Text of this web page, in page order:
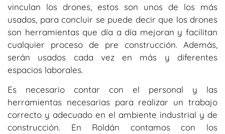
vinculan los drones, estos son unos de los más
usados, para concluir se puede decir que los drones
son herramientas que día a día mejoran y facilitan
cualquier proceso de pre construcción. Además,
serán usados cada vez en más y diferentes
espacios laborales.
Es necesario contar con el personal y las
herramientas necesarias para realizar un trabajo
correcto y adecuado en el ambiente industrial y de
construcción. En Roldán contamos con los